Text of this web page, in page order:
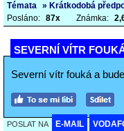
Témata » Krátkodobá
Posláno: 87x Známka:
SEVERNÍ VÍTR
Severní vítr fouká a
POSLAT NA E-MAIL